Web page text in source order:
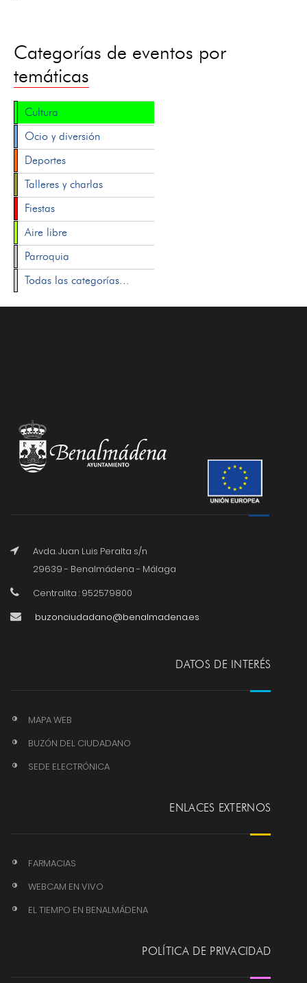
Categorías de eventos por
temáticas
Cultura
Ocio y diversión
Deportes
Talleres y charlas
Fiestas
Aire libre
Parroquia
Todas las categorías...
Avda. Juan Luis Peralta s/n
29639 - Benalmádena - Málaga
Centralita : 952579800
buzonciudadano@benalmadena.es
DATOS DE INTERÉS
MAPA WEB
BUZÓN DEL CIUDADANO
SEDE ELECTRÓNICA
ENLACES EXTERNOS
FARMACIAS
WEBCAM EN VIVO
EL TIEMPO EN BENALMÁDENA
POLÍTICA DE PRIVACIDAD